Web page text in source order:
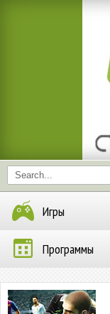
Игры
Программы